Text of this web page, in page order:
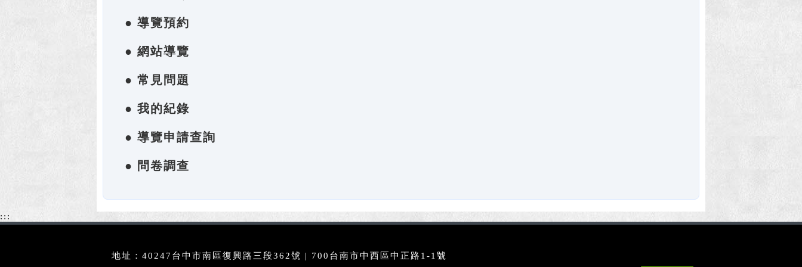
● 導覽預約
● 網站導覽
● 常見問題
● 我的紀錄
● 導覽申請查詢
● 問卷調查
:::
地址：40247台中市南區復興路三段362號 | 700台南市中西區中正路1-1號